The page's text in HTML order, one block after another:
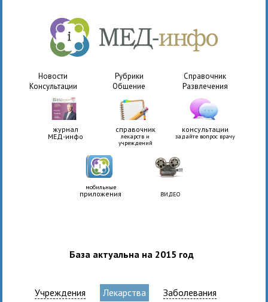
Новости Рубрики
Справочник
Консультации
Общение Развлечения
журнал
МЕД-инфо
справочник
лекарств и
учреждений
консультации
задайте вопрос врачу
мобильные
приложения ВИДЕО
База актуальна на 2015 год
Учреждения Лекарства Заболевания